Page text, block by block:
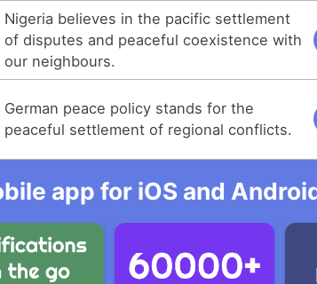
Nigeria believes in the pacific settlement
of disputes and peaceful coexistence with
our neighbours.
German peace policy stands for the
peaceful settlement of regional conflicts.
app for iOS and